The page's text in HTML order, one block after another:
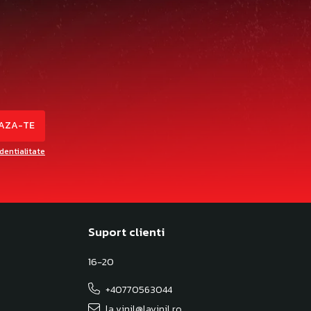
Suport clienti
16-20
+40770563044